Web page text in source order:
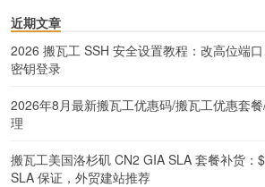
近期文章
2026 搬瓦工 SSH 安全设置教程：改高位端
密钥登录
2026年8月最新搬瓦工优惠码/搬瓦工优惠套
理
搬瓦工美国洛杉矶 CN2 GIA SLA 套餐补货：
SLA 保证，外贸建站推荐